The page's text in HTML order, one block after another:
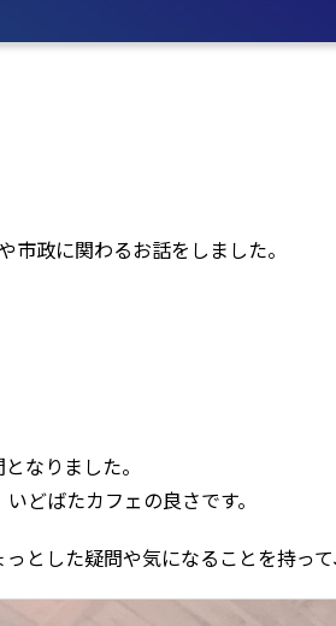
政に関わるお話をしました。
なりました。
どばたカフェの良さです。
とした疑問や気になることを持っ